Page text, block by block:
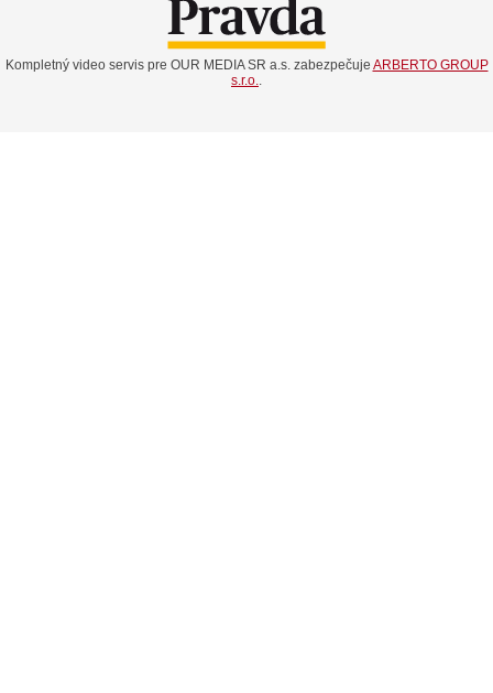
Kompletný video servis pre OUR MEDIA SR a.s. zabezpečuje ARBERTO GROUP
s.r.o.